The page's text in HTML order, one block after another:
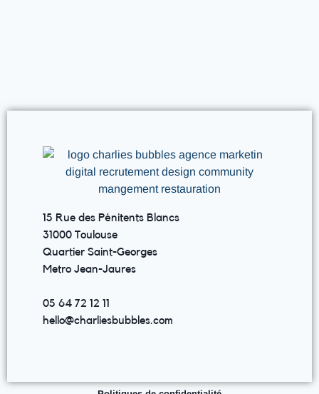
15 Rue des Pénitents Blancs
31000 Toulouse
Quartier Saint-Georges
Metro Jean-Jaures
05 64 72 12 11
hello@charliesbubbles.com